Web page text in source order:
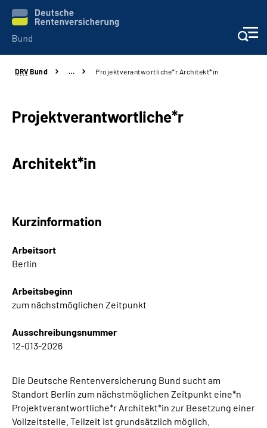
Beratung & Kontakt
Reha-Zentren
Leichte Sprache
Suche
Mein Kundenportal
DRV Bund … Projektverantwortliche*r Architekt*in
Projektverantwortliche*r
Architekt*in
Kurzinformation
Arbeitsort
Berlin
Arbeitsbeginn
zum nächstmöglichen Zeitpunkt
Ausschreibungsnummer
12-013-2026
Die Deutsche Rentenversicherung Bund sucht am
Standort Berlin zum nächstmöglichen Zeitpunkt eine*n
Projektverantwortliche*r Architekt*in zur Besetzung einer
Vollzeitstelle. Teilzeit ist grundsätzlich möglich.